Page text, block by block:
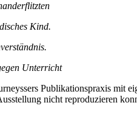
Kind.
Unterricht
Publikationspraxis mit
nicht reproduzieren